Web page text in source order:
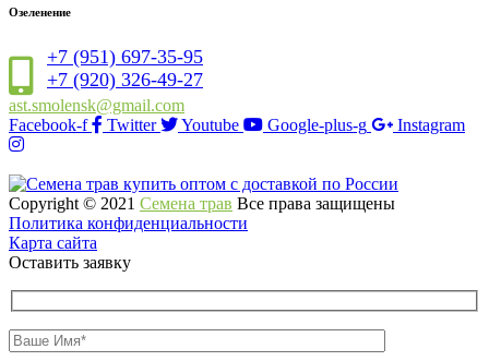
Озеленение
+7 (951) 697-35-95
+7 (920) 326-49-27
ast.smolensk@gmail.com
Facebook-f
Twitter Youtube Google-plus-g Instagram
Copyright © 2021 Семена трав Все права защищены
Политика конфиденциальности
Карта сайта
Оставить заявку